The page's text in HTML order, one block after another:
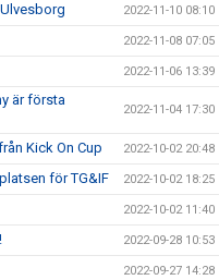
2022-11-10 08:10
2022-11-08 07:05
2022-11-06 13:39
är första
2022-11-04 17:30
Kick On Cup 2022-10-02 20:48
för TG&IF 2022-10-02 18:25
2022-10-02 11:40
2022-09-28 10:53
2022-09-27 14:28